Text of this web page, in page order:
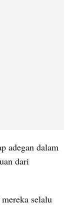
adegan dalam
dari
selalu